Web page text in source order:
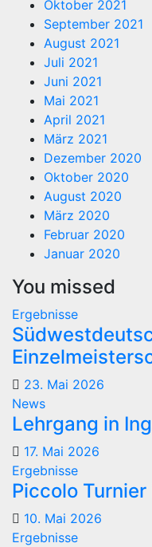
Oktober 2021
September 2021
August 2021
Juli 2021
Juni 2021
Mai 2021
April 2021
März 2021
Dezember 2020
Oktober 2020
August 2020
März 2020
Februar 2020
Januar 2020
You missed
Ergebnisse
23. Mai 2026
News
Lehrgang in
17. Mai 2026
Ergebnisse
Piccolo
10. Mai 2026
Ergebnisse